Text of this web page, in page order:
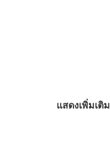
แสดงเพิ่มเติม